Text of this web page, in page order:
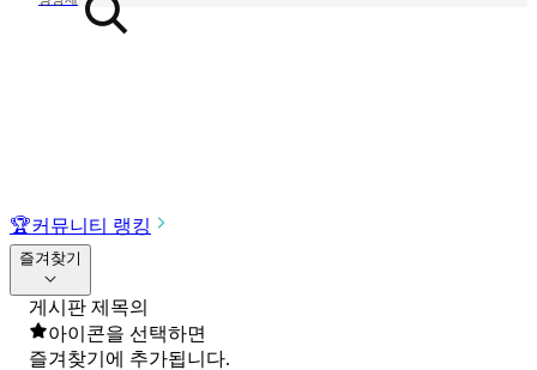
혈당 · 다이어트 음식 검색해보세요
🏆커뮤니티 랭킹
즐겨찾기
게시판 제목의
아이콘을 선택하면
즐겨찾기에 추가됩니다.